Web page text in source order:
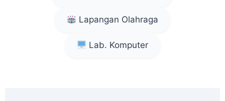
Lapangan Olahraga
Lab. Komputer